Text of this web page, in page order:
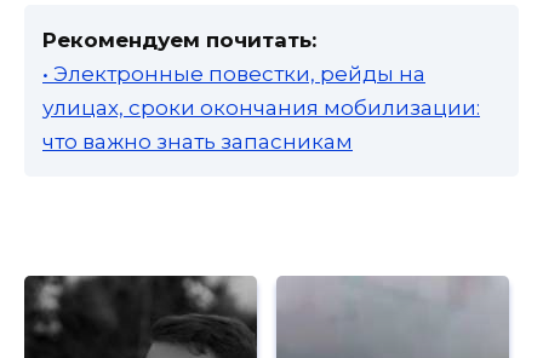
Рекомендуем почитать:
• Электронные повестки, рейды на
улицах, сроки окончания мобилизации:
что важно знать запасникам